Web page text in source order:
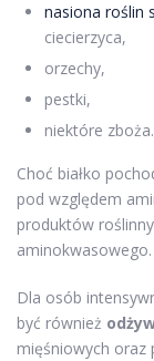
nasiona roślin
ciecierzyca,
orzechy,
pestki,
niektóre zboża.
Choć białko
pod względem
produktów
aminokwasowego.
Dla osób
być również
mięśniowych oraz